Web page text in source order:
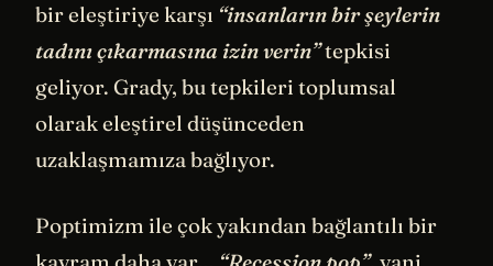
bir eleştiriye karşı “insanların bir şeylerin
tadını çıkarmasına izin verin”tepkisi
geliyor. Grady, bu tepkileri toplumsal
olarak eleştirel düşünceden
uzaklaşmamıza bağlıyor.
Poptimizm ile çok yakından bağlantılı bir